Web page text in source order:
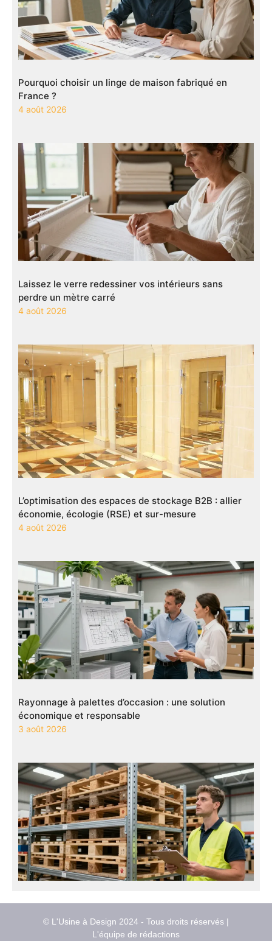
Pourquoi choisir un linge de maison fabriqué en
France ?
4 août 2026
Laissez le verre redessiner vos intérieurs sans
perdre un mètre carré
4 août 2026
L’optimisation des espaces de stockage B2B : allier
économie, écologie (RSE) et sur-mesure
4 août 2026
Rayonnage à palettes d’occasion : une solution
économique et responsable
3 août 2026
© L'Usine à Design 2024 - Tous droits réservés |
L'équipe de rédactions